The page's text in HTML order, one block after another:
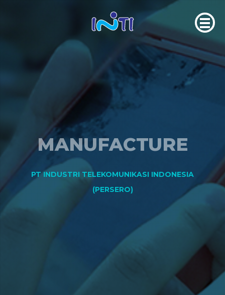
MANUFACTURE
PT INDUSTRI TELEKOMUNIKASI INDONESIA
(PERSERO)